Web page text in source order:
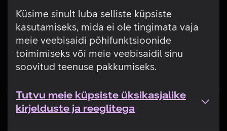
Küsime sinult luba selliste küpsiste
kasutamiseks, mida ei ole tingimata vaja
meie veebisaidi põhifunktsioonide
toimimiseks või meie veebisaidil sinu
soovitud teenuse pakkumiseks.
Tutvu meie küpsiste üksikasjalike
kirjelduste ja reeglitega
Tehniline viga